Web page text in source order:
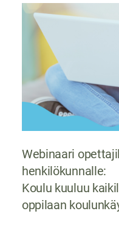
Webinaari
henkilökunnalle:
Koulu kuuluu
oppilaan